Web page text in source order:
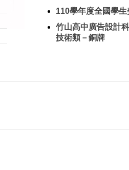
110學年度全國學
竹山高中廣告設計
技術類－銅牌